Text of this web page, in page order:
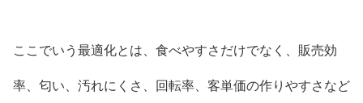
ここでいう最適化とは、食べやすさだけでなく、販売効
率、匂い、汚れにくさ、回転率、客単価の作りやすさなど